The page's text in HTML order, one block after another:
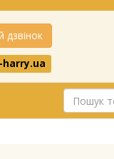
дзвінок